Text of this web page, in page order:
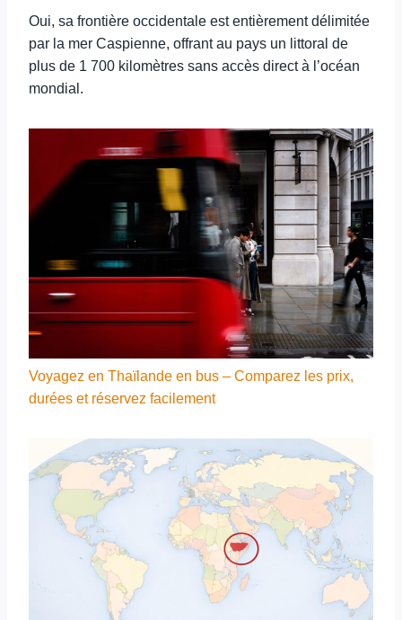
Oui, sa frontière occidentale est entièrement délimitée
par la mer Caspienne, offrant au pays un littoral de
plus de 1 700 kilomètres sans accès direct à l’océan
mondial.
Voyagez en Thaïlande en bus – Comparez les prix,
durées et réservez facilement